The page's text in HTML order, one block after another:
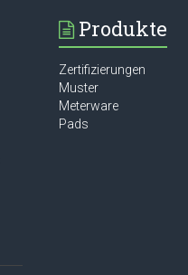
Produkte
Zertifizierungen
Muster
Meterware
Pads